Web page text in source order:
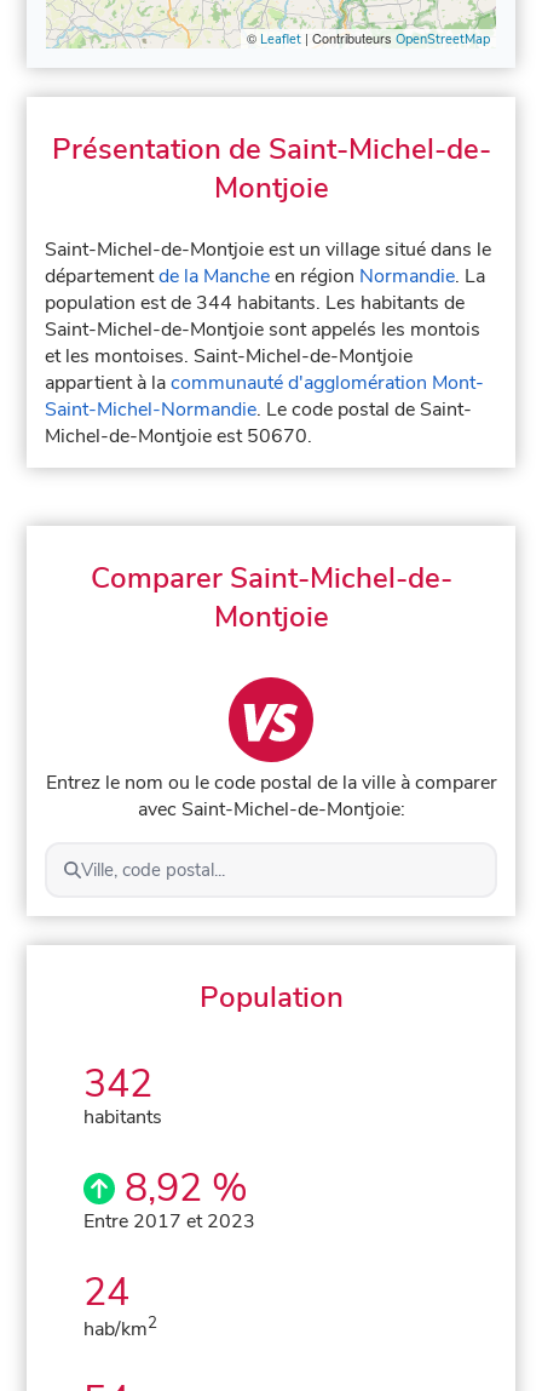
© Leaflet| Contributeurs OpenStreetMap
Présentation de Saint-Michel-de-
Montjoie
Saint-Michel-de-Montjoie est un village situé dans le
départementde la Mancheen région Normandie. La
population est de 344 habitants. Les habitants de
Saint-Michel-de-Montjoie sont appelés les montois
et les montoises. Saint-Michel-de-Montjoie
appartient à lacommunauté d'agglomération Mont-
Saint-Michel-Normandie. Le code postal de Saint-
Michel-de-Montjoie est 50670.
Comparer Saint-Michel-de-
Montjoie
Entrez le nom ou le code postal de la ville à comparer
avec Saint-Michel-de-Montjoie:
Ville, code postal...
Population
342
habitants
8,92 %
Entre 2017 et 2023
24
hab/km2